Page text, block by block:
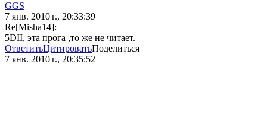
GGS
7 янв. 2010 г., 20:33:39
Re[Misha14]:
5DII, эта прога ,то же не читает.
ОтветитьЦитироватьПоделиться
7 янв. 2010 г., 20:35:52